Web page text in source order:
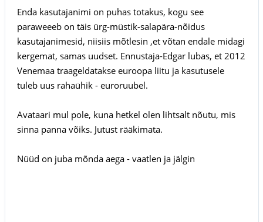
Enda kasutajanimi on puhas totakus, kogu see
paraweeeb on täis ürg-müstik-salapära-nõidus
kasutajanimesid, niisiis mõtlesin ,et võtan endale midagi
kergemat, samas uudset. Ennustaja-Edgar lubas, et 2012
Venemaa traageldatakse euroopa liitu ja kasutusele
tuleb uus rahaühik - euroruubel.
Avataari mul pole, kuna hetkel olen lihtsalt nõutu, mis
sinna panna võiks. Jutust rääkimata.
Nüüd on juba mõnda aega - vaatlen ja jälgin